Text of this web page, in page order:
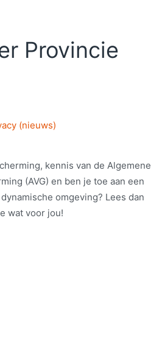
Provincie
(nieuws)
kennis van de Algemene
(AVG) en ben je toe aan een
omgeving? Lees dan
wat voor jou!